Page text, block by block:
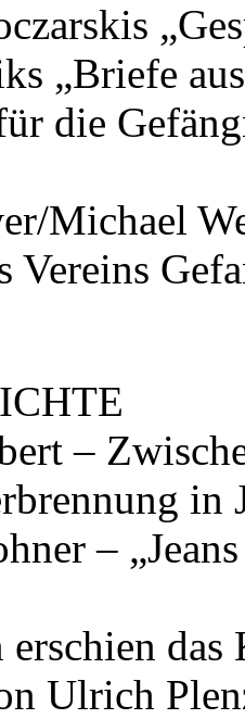
„Briefe aus
die
Michael
Vereins
–
in
–
erschien
Ulrich